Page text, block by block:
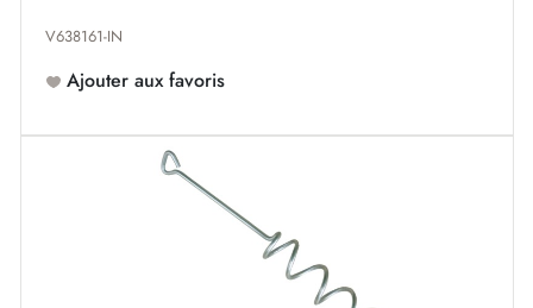
V638161-IN
Ajouter aux favoris